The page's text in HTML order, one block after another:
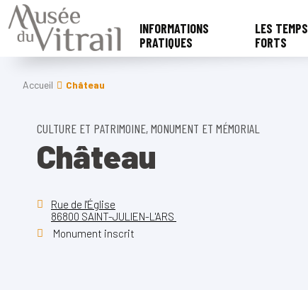
INFORMATIONS
PRATIQUES
LES TEMPS
FORTS
Accueil Château
CULTURE ET PATRIMOINE, MONUMENT ET MÉMORIAL
Château
Rue de l'Église
86800 SAINT-JULIEN-L'ARS
Monument inscrit